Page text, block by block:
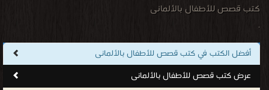
كتب قصص للأطفال بالألمانى
.
أفضل الكتب في كتب قصص للأطفال بالألمانى
عرض كتب قصص للأطفال بالألمانى